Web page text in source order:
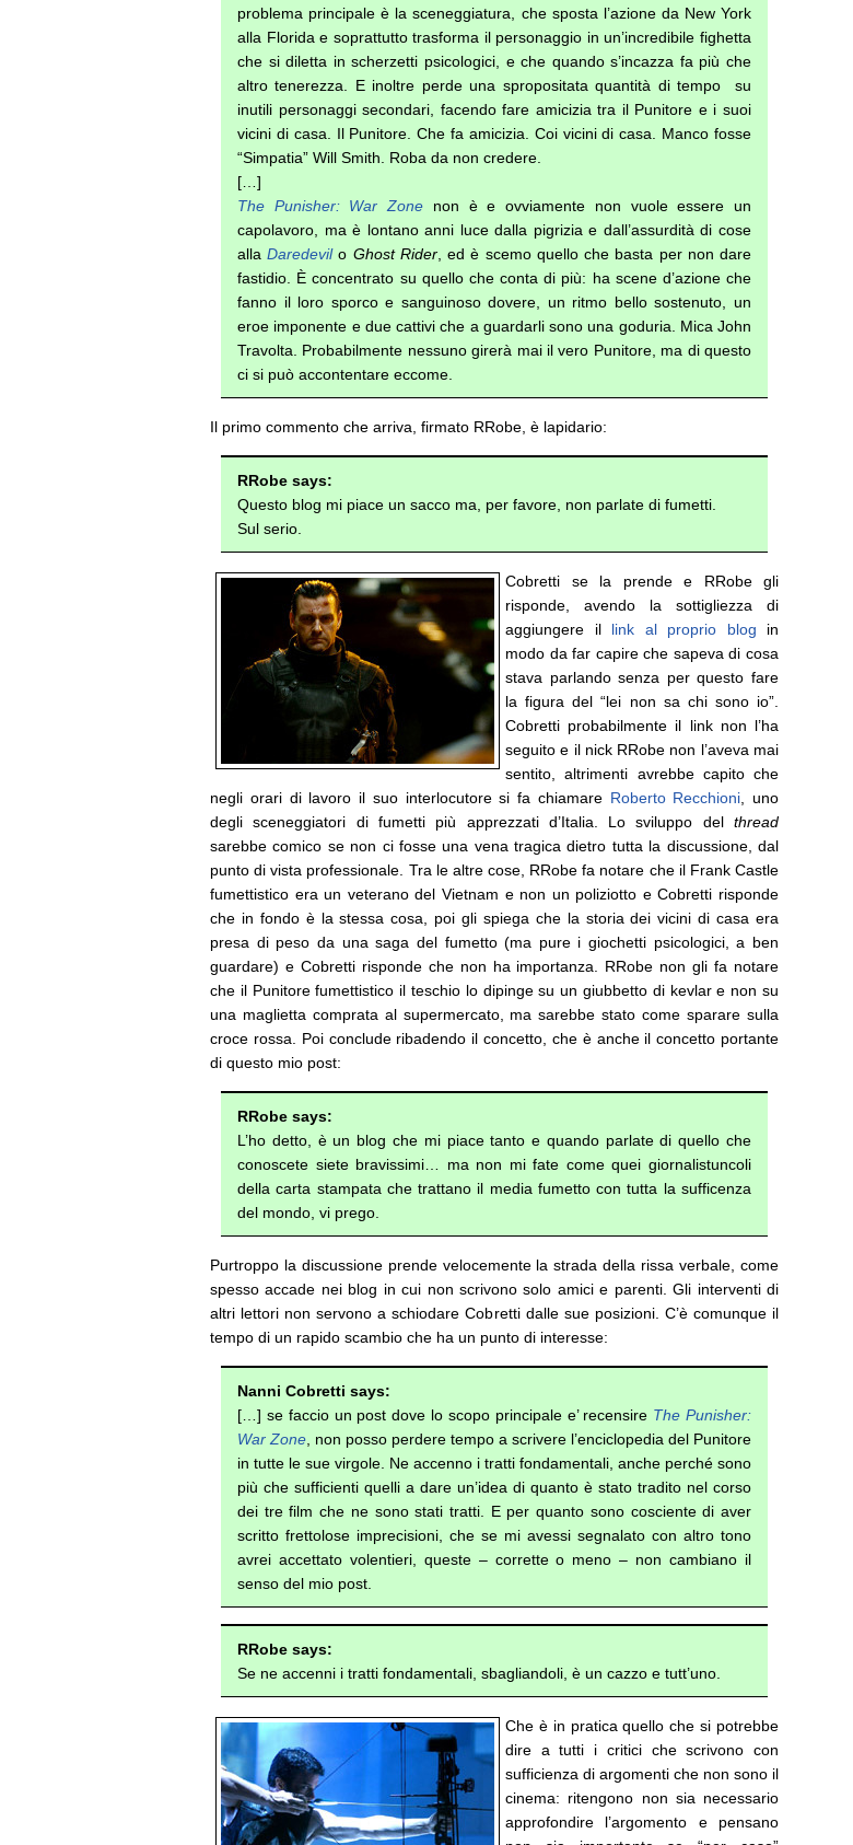
problema principale è la sceneggiatura, che sposta l’azione da New York
alla Florida e soprattutto trasforma il personaggio in un’incredibile fighetta
che si diletta in scherzetti psicologici, e che quando s’incazza fa più che
altro tenerezza. E inoltre perde una spropositata quantità di tempo su
inutili personaggi secondari, facendo fare amicizia tra il Punitore e i suoi
vicini di casa. Il Punitore. Che fa amicizia. Coi vicini di casa. Manco fosse
“Simpatia” Will Smith. Roba da non credere.
[…]
The Punisher: War Zone non è e ovviamente non vuole essere un
capolavoro, ma è lontano anni luce dalla pigrizia e dall’assurdità di cose
allaDaredevilo Ghost Rider, ed è scemo quello che basta per non dare
fastidio. È concentrato su quello che conta di più: ha scene d’azione che
fanno il loro sporco e sanguinoso dovere, un ritmo bello sostenuto, un
eroe imponente e due cattivi che a guardarli sono una goduria. Mica John
Travolta. Probabilmente nessuno girerà mai il vero Punitore, ma di questo
ci si può accontentare eccome.
Il primo commento che arriva, firmato RRobe, è lapidario:
RRobe says:
Questo blog mi piace un sacco ma, per favore, non parlate di fumetti.
Sul serio.
Cobretti se la prende e RRobe gli
risponde, avendo la sottigliezza di
aggiungere il link al proprio blog in
modo da far capire che sapeva di cosa
stava parlando senza per questo fare
la figura del “lei non sa chi sono io”.
Cobretti probabilmente il link non l’ha
seguito e il nick RRobe non l’aveva mai
sentito, altrimenti avrebbe capito che
negli orari di lavoro il suo interlocutore si fa chiamare Roberto Recchioni , uno
degli sceneggiatori di fumetti più apprezzati d’Italia. Lo sviluppo del thread
sarebbe comico se non ci fosse una vena tragica dietro tutta la discussione, dal
punto di vista professionale. Tra le altre cose, RRobe fa notare che il Frank Castle
fumettistico era un veterano del Vietnam e non un poliziotto e Cobretti risponde
che in fondo è la stessa cosa, poi gli spiega che la storia dei vicini di casa era
presa di peso da una saga del fumetto (ma pure i giochetti psicologici, a ben
guardare) e Cobretti risponde che non ha importanza. RRobe non gli fa notare
che il Punitore fumettistico il teschio lo dipinge su un giubbetto di kevlar e non su
una maglietta comprata al supermercato, ma sarebbe stato come sparare sulla
croce rossa. Poi conclude ribadendo il concetto, che è anche il concetto portante
di questo mio post:
RRobe says:
L’ho detto, è un blog che mi piace tanto e quando parlate di quello che
conoscete siete bravissimi… ma non mi fate come quei giornalistuncoli
della carta stampata che trattano il media fumetto con tutta la sufficenza
del mondo, vi prego.
Purtroppo la discussione prende velocemente la strada della rissa verbale, come
spesso accade nei blog in cui non scrivono solo amici e parenti. Gli interventi di
altri lettori non servono a schiodare Cobretti dalle sue posizioni. C’è comunque il
tempo di un rapido scambio che ha un punto di interesse:
Nanni Cobretti says:
[…] se faccio un post dove lo scopo principale e’ recensire The Punisher:
War Zone , non posso perdere tempo a scrivere l’enciclopedia del Punitore
in tutte le sue virgole. Ne accenno i tratti fondamentali, anche perché sono
più che sufficienti quelli a dare un’idea di quanto è stato tradito nel corso
dei tre film che ne sono stati tratti. E per quanto sono cosciente di aver
scritto frettolose imprecisioni, che se mi avessi segnalato con altro tono
avrei accettato volentieri, queste – corrette o meno – non cambiano il
senso del mio post.
RRobe says:
Se ne accenni i tratti fondamentali, sbagliandoli, è un cazzo e tutt’uno.
Che è in pratica quello che si potrebbe
dire a tutti i critici che scrivono con
sufficienza di argomenti che non sono il
cinema: ritengono non sia necessario
approfondire l’argomento e pensano